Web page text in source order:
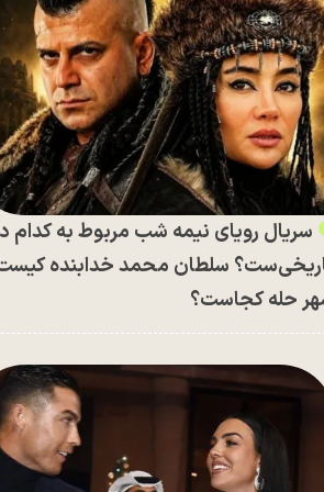
سریال رویای نیمه شب مربوط به کدام
سلطان محمد خدابنده
حله کجاست؟